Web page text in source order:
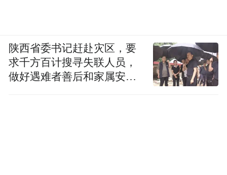
陕西省委书记赶赴灾区，要
求千方百计搜寻失联人员，
做好遇难者善后和家属安抚